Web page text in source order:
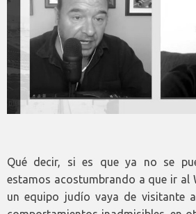
Qué decir, si es que ya no se
estamos acostumbrando a que ir al
un equipo judío vaya de visitante